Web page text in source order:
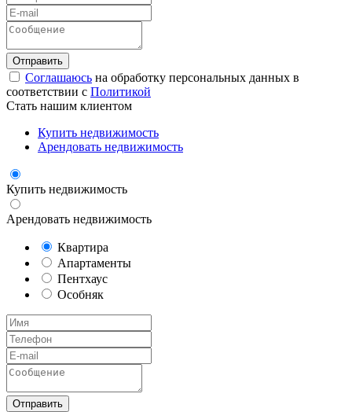
Соглашаюсь на обработку персональных данных в
соответствии с Политикой
Стать нашим клиентом
Купить недвижимость
Арендовать недвижимость
Купить недвижимость
Арендовать недвижимость
Квартира
Апартаменты
Пентхаус
Особняк